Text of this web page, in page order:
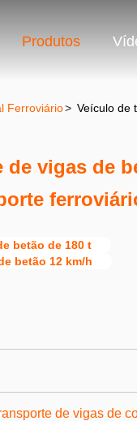
Produtos
Ferroviário> Veículo de
vigas de
betão de 180 t
betão 12 km/h
de vigas de